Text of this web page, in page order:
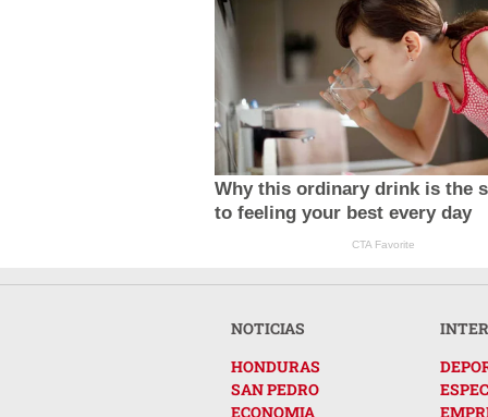
Why this ordinary drink is the
to feeling your best every day
CTA Favorite
NOTICIAS
HONDURAS
SAN PEDRO
ECONOMIA